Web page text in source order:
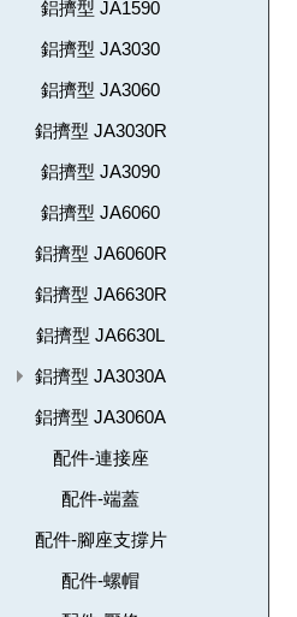
鋁擠型 JA1590
鋁擠型 JA3030
鋁擠型 JA3060
鋁擠型 JA3030R
鋁擠型 JA3090
鋁擠型 JA6060
鋁擠型 JA6060R
鋁擠型 JA6630R
鋁擠型 JA6630L
鋁擠型 JA3030A
鋁擠型 JA3060A
配件-連接座
配件-端蓋
配件-腳座支撐片
配件-螺帽